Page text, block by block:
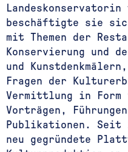
beschäftigte sie
mit Themen der
Konservierung und
und
Fragen der
Vermittlung in Form
Vorträgen,
Publikationen.
neu gegründete